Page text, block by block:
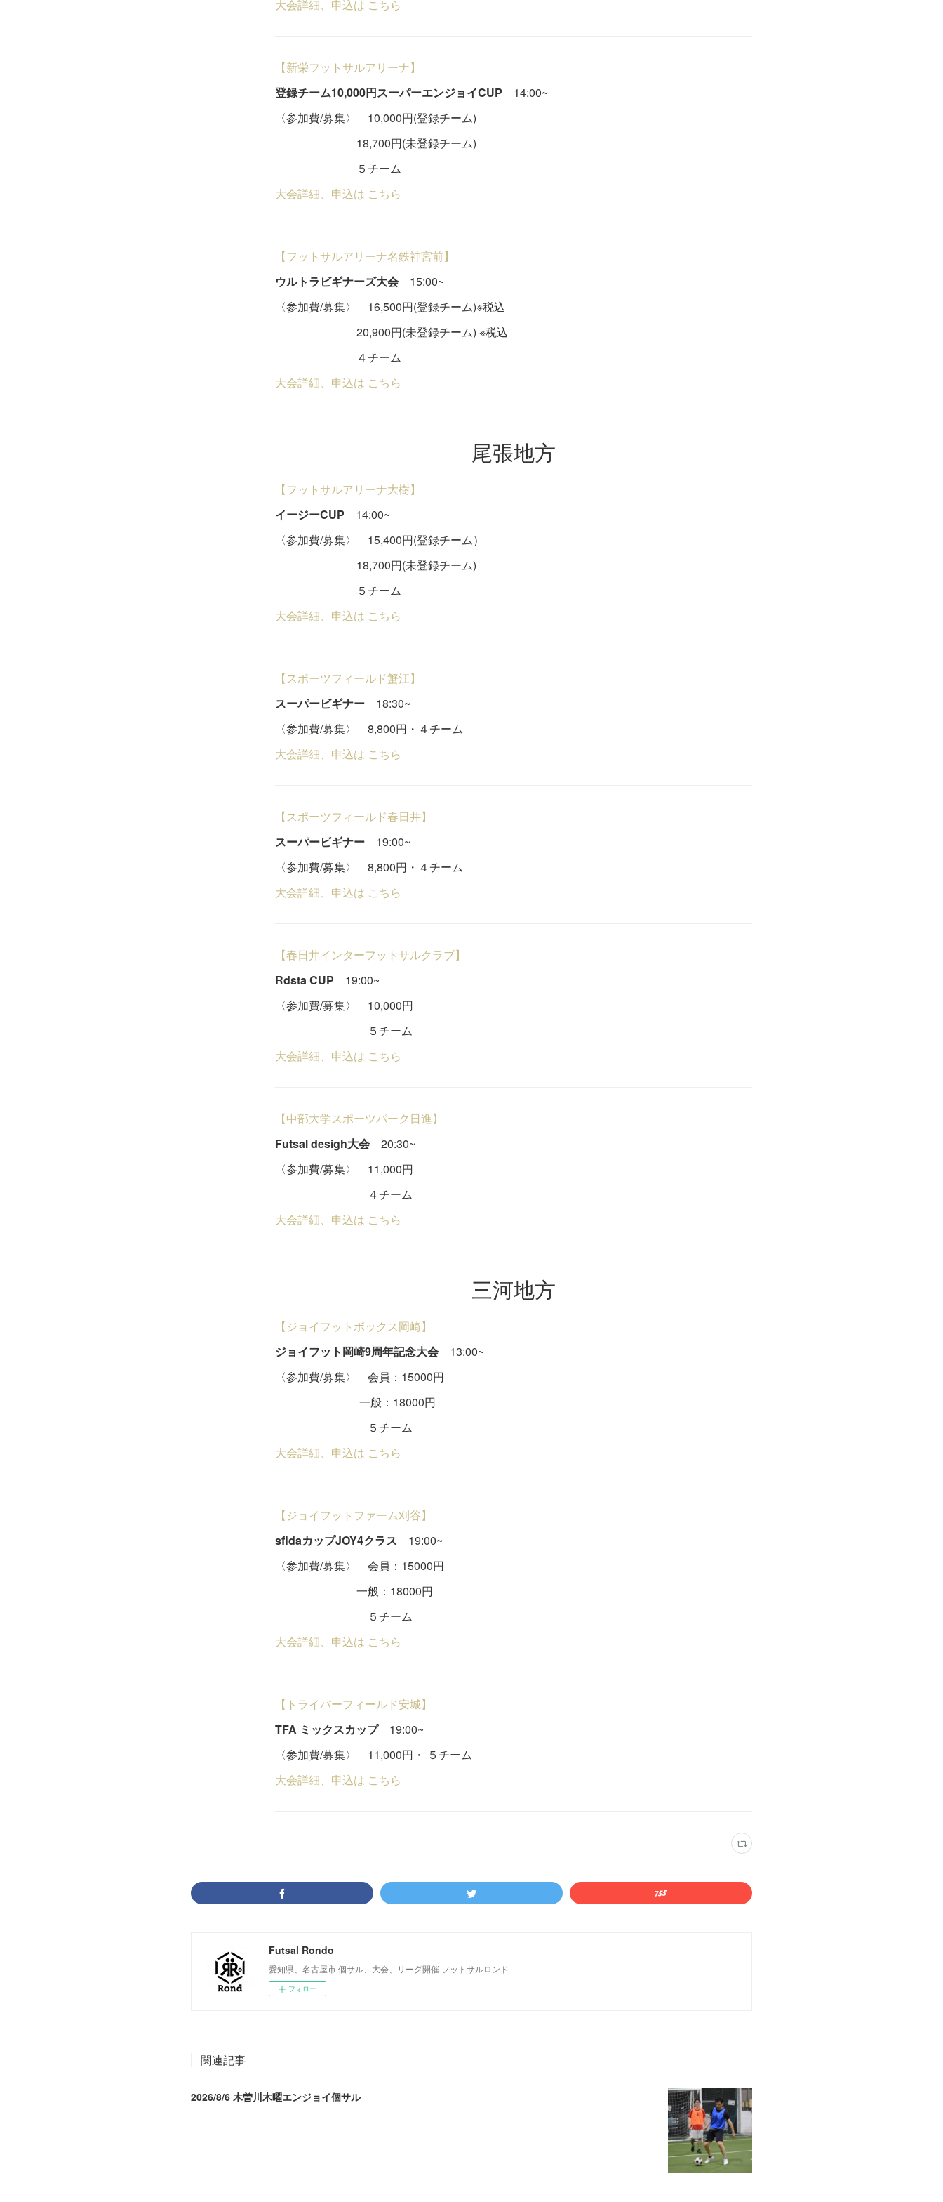
大会詳細、申込は こちら
【新栄フットサルアリーナ】
登録チーム10,000円スーパーエンジョイCUP 14:00~
〈参加費/募集〉 10,000円(登録チーム)
18,700円(未登録チーム)
５チーム
大会詳細、申込は こちら
【フットサルアリーナ名鉄神宮前】
ウルトラビギナーズ大会 15:00~
〈参加費/募集〉 16,500円(登録チーム)※税込
20,900円(未登録チーム) ※税込
４チーム
大会詳細、申込は こちら
尾張地方
【フットサルアリーナ大樹】
イージーCUP 14:00~
〈参加費/募集〉 15,400円(登録チーム）
18,700円(未登録チーム)
５チーム
大会詳細、申込は こちら
【スポーツフィールド蟹江】
スーパービギナー 18:30~
〈参加費/募集〉 8,800円・４チーム
大会詳細、申込は こちら
【スポーツフィールド春日井】
スーパービギナー 19:00~
〈参加費/募集〉 8,800円・４チーム
大会詳細、申込は こちら
【春日井インターフットサルクラブ】
Rdsta CUP 19:00~
〈参加費/募集〉 10,000円
５チーム
大会詳細、申込は こちら
【中部大学スポーツパーク日進】
Futsal desigh大会 20:30~
〈参加費/募集〉 11,000円
４チーム
大会詳細、申込は こちら
三河地方
【ジョイフットボックス岡崎】
ジョイフット岡崎9周年記念大会 13:00~
〈参加費/募集〉 会員：15000円
一般：18000円
５チーム
大会詳細、申込は こちら
【ジョイフットファーム刈谷】
sfidaカップJOY4クラス 19:00~
〈参加費/募集〉 会員：15000円
一般：18000円
５チーム
大会詳細、申込は こちら
【トライバーフィールド安城】
TFA ミックスカップ19:00~
〈参加費/募集〉 11,000円・ ５チーム
大会詳細、申込は こちら
Futsal Rondo
愛知県、名古屋市 個サル、大会、リーグ開催 フットサルロンド
フォロー
関連記事
2026/8/6 木曽川木曜エンジョイ個サル